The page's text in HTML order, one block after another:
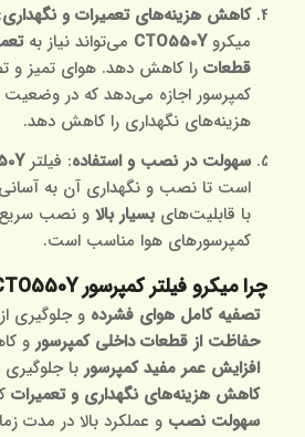
کاهش هزینه‌های تعمیرات و نگهداری
میکروCTO550Y می‌تواند نیاز به
قطعاترا کاهش دهد. هوای تمیز و
کمپرسور اجازه می‌دهد که در وضعیت
هزینه‌های نگهداری را کاهش دهد.
سهولت در نصب و استفاده: فیلتر
است تا نصب و نگهداری آن به آسانی
با قابلیت‌هایبسیار بالاو نصب سریع،
کمپرسورهای هوا مناسب است.
چرا میکرو فیلتر کمپرسور CTO550Y را انتخاب کنید؟
تصفیه کامل هوای فشرده و جلوگیری
حفاظت از قطعات داخلی کمپرسورو
افزایش عمر مفید کمپرسوربا جلوگیری
کاهش هزینه‌های نگهداری و تعمیرات
سهولت نصب و عملکرد بالا در مدت